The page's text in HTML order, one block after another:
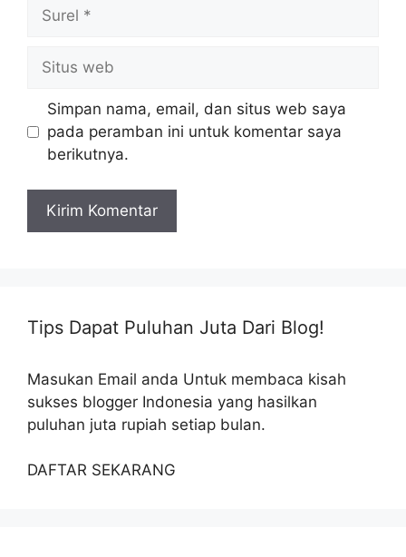
Surel
Situs
web
Simpan nama, email, dan situs web saya
pada peramban ini untuk komentar saya
berikutnya.
Tips Dapat Puluhan Juta Dari Blog!
Masukan Email anda Untuk membaca kisah
sukses blogger Indonesia yang hasilkan
puluhan juta rupiah setiap bulan.
DAFTAR SEKARANG